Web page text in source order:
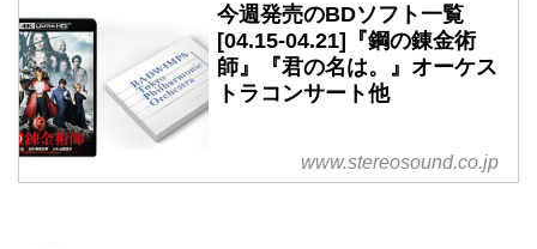
今週発売のBDソフト一覧
[04.15-04.21]『鋼の錬金術
師』『君の名は。』オーケス
トラコンサート他
www.stereosound.co.jp